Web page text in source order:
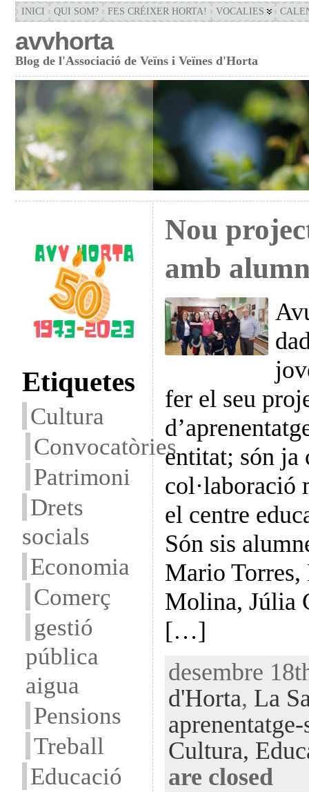
INICI QUI SOM? FES CRÉIXER HORTA! VOCALIES
avvhorta
Blog de l'Associació de Veïns i Veïnes d'Horta
Etiquetes
Cultura
Convocatòries
Patrimoni
Drets
socials
Economia
Comerç
gestió
pública
aigua
Pensions
Treball
Educació
Nou
amb
fer el seu
entitat; són ja
col·laboració
el centre
Són sis
Mario
Molina, Júlia
[…]
desembre
d'Horta, La
Cultura,
are closed